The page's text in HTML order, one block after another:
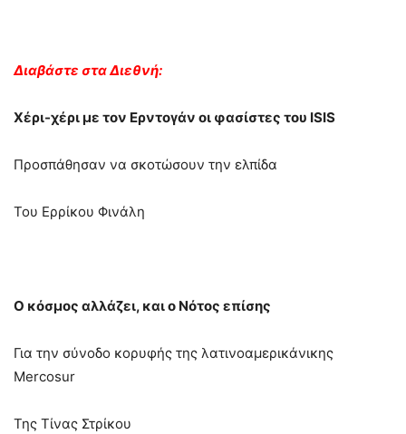
Διαβάστε στα Διεθνή:
Χέρι-χέρι με τον Ερντογάν οι φασίστες του ISIS
Προσπάθησαν να σκοτώσουν την ελπίδα
Του Ερρίκου Φινάλη
Ο κόσμος αλλάζει, και ο Νότος επίσης
Για την σύνοδο κορυφής της λατινοαμερικάνικης
Mercosur
Της Τίνας Στρίκου